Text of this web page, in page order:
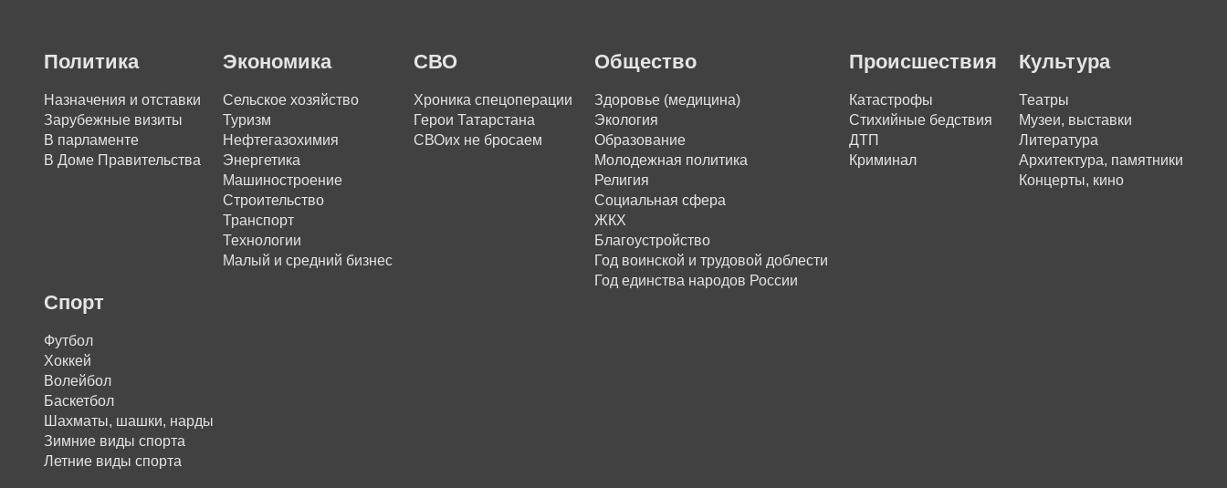
Политика
Назначения и отставки
Зарубежные визиты
В парламенте
В Доме Правительства
Экономика
Сельское хозяйство
Туризм
Нефтегазохимия
Энергетика
Машиностроение
Строительство
Транспорт
Технологии
Малый и средний бизнес
СВО
Хроника спецоперации
Герои Татарстана
СВОих не бросаем
Общество
Здоровье (медицина)
Экология
Образование
Молодежная политика
Религия
Социальная сфера
ЖКХ
Благоустройство
Год воинской и трудовой доблести
Год единства народов России
Происшествия
Катастрофы
Стихийные бедствия
ДТП
Криминал
Культура
Театры
Музеи, выставки
Литература
Архитектура, памятники
Концерты, кино
Спорт
Футбол
Хоккей
Волейбол
Баскетбол
Шахматы, шашки, нарды
Зимние виды спорта
Летние виды спорта